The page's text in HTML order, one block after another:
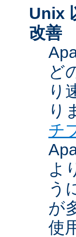
Unix
改善
ど
り
り
チ
よ
う
が
使